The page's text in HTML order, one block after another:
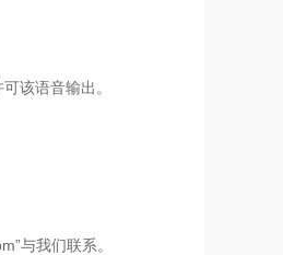
该语音输出。
与我们联系。